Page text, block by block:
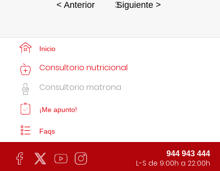
< Anterior 3Siguiente >
Inicio
Consultorio nutricional
Consultorio matrona
¡Me apunto!
Faqs
944 943 444
L-S de 9:00h a 22:00h